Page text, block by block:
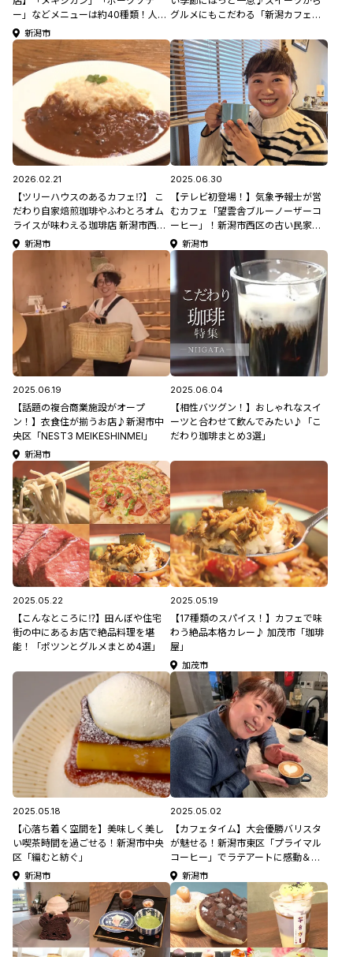
ー」などメニューは約40種類！人気
キャラクターをイメージした店名に
も注目 / 新潟市中央区「カフェ・
ド・ダック」
新潟市
グルメにもこだわる「新潟カフェま
2026.02.21
【ツリーハウスのあるカフェ⁉︎】 こ
だわり自家焙煎珈琲やふわとろオム
ライスが味わえる珈琲店 新潟市西区
「自家焙煎珈琲店 たぶの木」
新潟市
2025.06.30
【テレビ初登場！】気象予報士が営
むカフェ「望雲舎ブルーノーザーコ
ーヒー」！新潟市西区の古い民家を
活用#モロサーチ
新潟市
2025.06.19
【話題の複合商業施設がオープ
ン！】衣食住が揃うお店♪新潟市中
央区「NEST3 MEIKESHINMEI」
新潟市
2025.06.04
【相性バツグン！】おしゃれなスイ
ーツと合わせて飲んでみたい♪「こ
だわり珈琲まとめ3選」
2025.05.22
【こんなところに⁉】田んぼや住宅
街の中にあるお店で絶品料理を堪
能！「ポツンとグルメまとめ4選」
2025.05.19
【17種類のスパイス！】カフェで味
わう絶品本格カレー♪ 加茂市「珈琲
屋」
加茂市
2025.05.18
【心落ち着く空間を】美味しく美し
い喫茶時間を過ごせる！新潟市中央
区「編むと紡ぐ」
新潟市
2025.05.02
【カフェタイム】大会優勝バリスタ
が魅せる！新潟市東区「プライマル
コーヒー」でラテアートに感動＆自
分も挑戦！？#モロサーチ
新潟市